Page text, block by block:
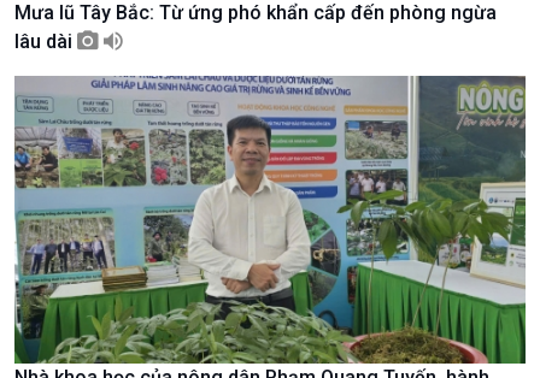
Chính trị
Chính phủ với người dân
Quốc hội với cử tri
Xây dựng đảng
Đảng trong cuộc sống
Nhận diện sự thật
Pháp luật và đời sống
Thế giới
Vấn đề quốc tế
Hồ sơ sự kiện quốc tế
Thế giới & Việt Nam
Biên cương - Một dải vững
bền
Mưa lũ Tây Bắc: Từ ứng phó khẩn cấp đến phòng ngừa
lâu dài